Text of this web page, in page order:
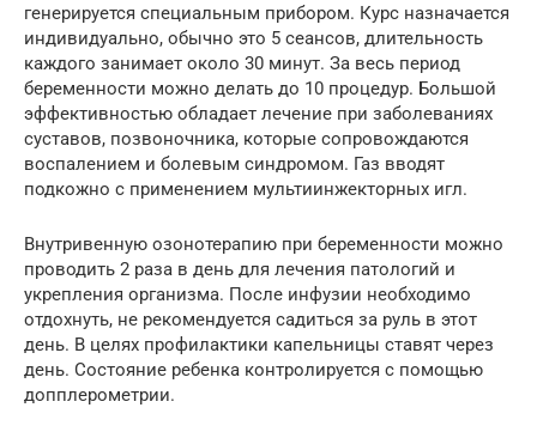
генерируется специальным прибором. Курс назначается
индивидуально, обычно это 5 сеансов, длительность
каждого занимает около 30 минут. За весь период
беременности можно делать до 10 процедур. Большой
эффективностью обладает лечение при заболеваниях
суставов, позвоночника, которые сопровождаются
воспалением и болевым синдромом. Газ вводят
подкожно с применением мультиинжекторных игл.
Внутривенную озонотерапию при беременности можно
проводить 2 раза в день для лечения патологий и
укрепления организма. После инфузии необходимо
отдохнуть, не рекомендуется садиться за руль в этот
день. В целях профилактики капельницы ставят через
день. Состояние ребенка контролируется с помощью
допплерометрии.